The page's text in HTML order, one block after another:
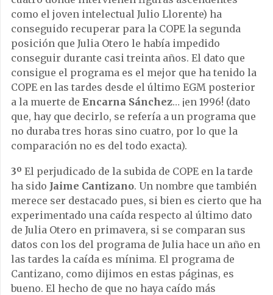
como el joven intelectual Julio Llorente) ha
conseguido recuperar para la COPE la segunda
posición que Julia Otero le había impedido
conseguir durante casi treinta años. El dato que
consigue el programa es el mejor que ha tenido la
COPE en las tardes desde el último EGM posterior
a la muerte de Encarna Sánchez… ¡en 1996! (dato
que, hay que decirlo, se refería a un programa que
no duraba tres horas sino cuatro, por lo que la
comparación no es del todo exacta).
3º El perjudicado de la subida de COPE en la tarde
ha sido Jaime Cantizano. Un nombre que también
merece ser destacado pues, si bien es cierto que ha
experimentado una caída respecto al último dato
de Julia Otero en primavera, si se comparan sus
datos con los del programa de Julia hace un año en
las tardes la caída es mínima. El programa de
Cantizano, como dijimos en estas páginas, es
bueno. El hecho de que no haya caído más